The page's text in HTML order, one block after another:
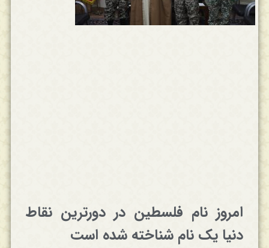
امروز نام فلسطین در دورترین نقاط
دنیا یک نام شناخته شده است